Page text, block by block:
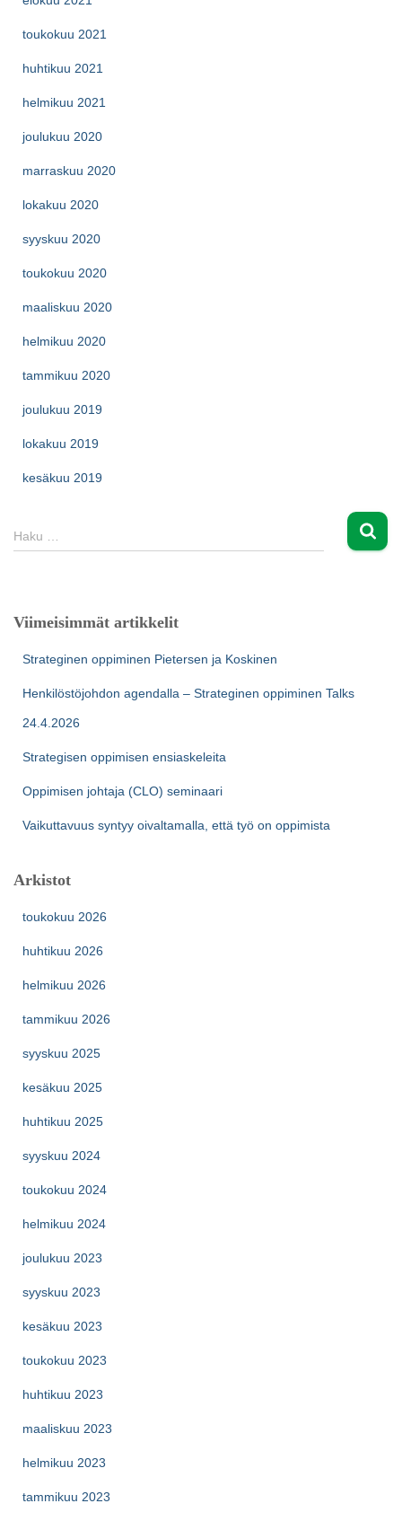
toukokuu 2021
huhtikuu 2021
helmikuu 2021
joulukuu 2020
marraskuu 2020
lokakuu 2020
syyskuu 2020
toukokuu 2020
maaliskuu 2020
helmikuu 2020
tammikuu 2020
joulukuu 2019
lokakuu 2019
kesäkuu 2019
H
a
Haku …
Viimeisimmät artikkelit
Strateginen oppiminen Pietersen ja Koskinen
Henkilöstöjohdon agendalla – Strateginen oppiminen Talks
24.4.2026
Strategisen oppimisen ensiaskeleita
Oppimisen johtaja (CLO) seminaari
Vaikuttavuus syntyy oivaltamalla, että työ on oppimista
Arkistot
toukokuu 2026
huhtikuu 2026
helmikuu 2026
tammikuu 2026
syyskuu 2025
kesäkuu 2025
huhtikuu 2025
syyskuu 2024
toukokuu 2024
helmikuu 2024
joulukuu 2023
syyskuu 2023
kesäkuu 2023
toukokuu 2023
huhtikuu 2023
maaliskuu 2023
helmikuu 2023
tammikuu 2023